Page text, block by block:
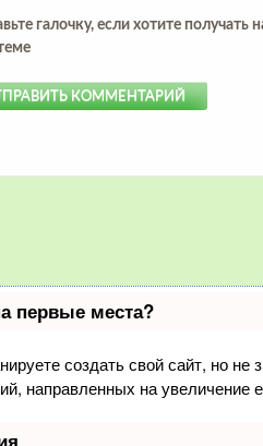
галочку, если хотите
первые места?
создать свой сайт, но не
направленных на увеличение